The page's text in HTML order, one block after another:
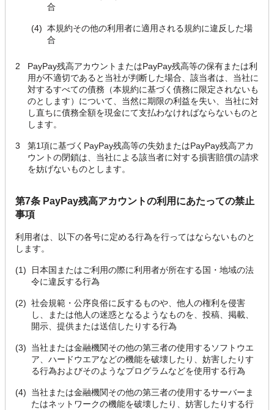
合
(4) 本規約その他の利用者に適用される規約に違反した場
合
2
PayPay残高アカウントまたはPayPay残高等の保有または利
用が不適切であると当社が判断した場合、該当者は、当社に
対するすべての債務（本規約に基づく債務に限定されないも
のとします）について、当然に期限の利益を失い、当社に対
し直ちに債務全額を現金にて支払わなければならないものと
します。
3
第1項に基づくPayPay残高等の失効またはPayPay残高アカ
ウントの閉鎖は、当社による該当者に対する損害賠償の請求
を妨げないものとします。
第7条 PayPay残高アカウントの利用にあたっての禁止
事項
利用者は、以下の各号に定める行為を行ってはならないものと
します。
(1)
日本国またはご利用の際に利用者が所在する国・地域の法
令に違反する行為
(2) 社会規範・公序良俗に反するものや、他人の権利を侵害
し、または他人の迷惑となるようなものを、投稿、掲載、
開示、提供または送信したりする行為
(3)
当社または金融機関その他の第三者の使用するソフトウエ
ア、ハードウエアなどの機能を破壊したり、妨害したりす
る行為およびそのようなプログラムなどを使用する行為
(4)
当社または金融機関その他の第三者の使用するサーバーま
たはネットワークの機能を破壊したり、妨害したりする行